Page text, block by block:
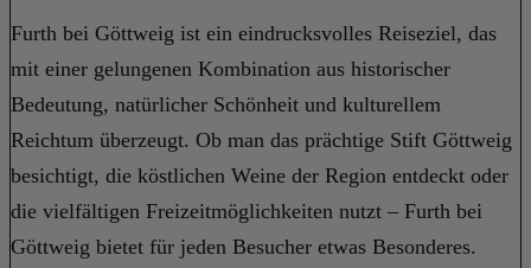
Furth bei Göttweig ist ein eindrucksvolles Reiseziel, das
mit einer gelungenen Kombination aus historischer
Bedeutung, natürlicher Schönheit und kulturellem
Reichtum überzeugt. Ob man das prächtige Stift Göttweig
besichtigt, die köstlichen Weine der Region entdeckt oder
die vielfältigen Freizeitmöglichkeiten nutzt – Furth bei
Göttweig bietet für jeden Besucher etwas Besonderes.